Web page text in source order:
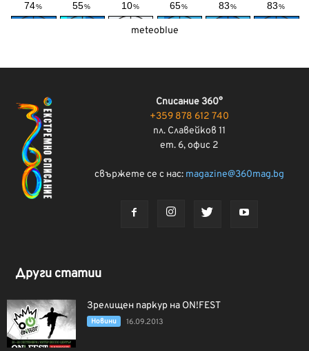
meteoblue
Списание 360°
+359 878 612 740
пл. Славейков 11
ет. 6, офис 2
свържете се с нас: magazine@360mag.bg
Други статии
Зрелищен паркур на ON!FEST
Новини 16.09.2013